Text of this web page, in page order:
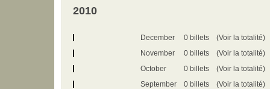
2010
December 0 billets
(Voir la totalité)
November
0 billets
(Voir la totalité)
October
0 billets
(Voir la totalité)
September
0 billets
(Voir la totalité)